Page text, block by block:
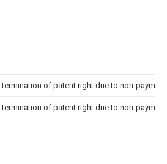
Termination of patent right due to non-
Termination of patent right due to non-